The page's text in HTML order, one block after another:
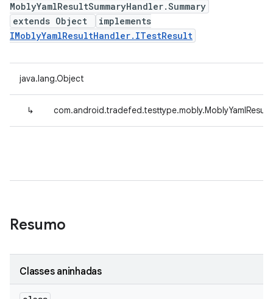
MoblyYamlResultSummaryHandler.Summary
extends Object
implements
IMoblyYamlResultHandler.ITestResult
java.lang.Object
↳
Resumo
Classes aninhadas